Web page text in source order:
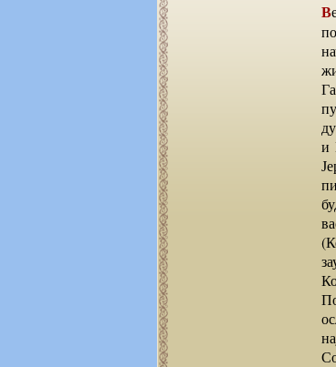
Већ од доба цара Константина Великог (305-337), сви хришћански цареви обраћали су
и